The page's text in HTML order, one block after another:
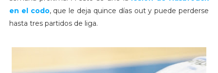
en el codo, que le deja quince días out y puede perderse
hasta tres partidos de liga.